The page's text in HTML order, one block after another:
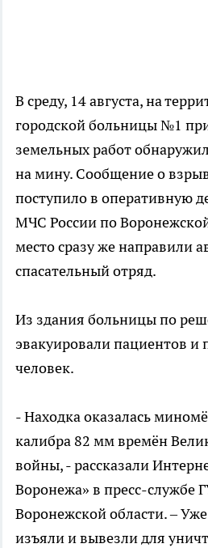
В среду, 14 августа, на
городской больницы №1
земельных работ
на мину. Сообщение о
поступило в оперативную
МЧС России по
место сразу же направили
спасательный отряд.
Из здания больницы по
эвакуировали пациентов и
человек.
- Находка оказалась
калибра 82 мм времён
войны, - рассказали
Воронежа» в пресс-службе
Воронежской области. –
изъяли и вывезли для